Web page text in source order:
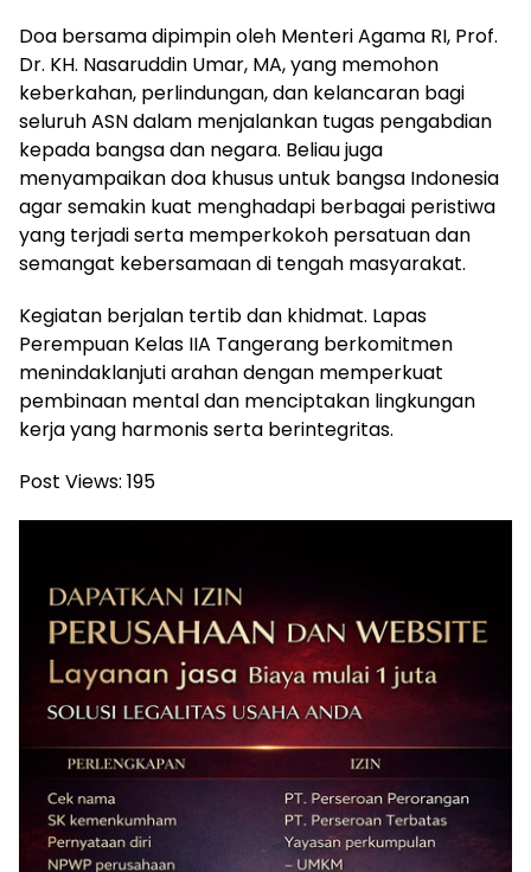
Doa bersama dipimpin oleh Menteri Agama RI, Prof.
Dr. KH. Nasaruddin Umar, MA, yang memohon
keberkahan, perlindungan, dan kelancaran bagi
seluruh ASN dalam menjalankan tugas pengabdian
kepada bangsa dan negara. Beliau juga
menyampaikan doa khusus untuk bangsa Indonesia
agar semakin kuat menghadapi berbagai peristiwa
yang terjadi serta memperkokoh persatuan dan
semangat kebersamaan di tengah masyarakat.
Kegiatan berjalan tertib dan khidmat. Lapas
Perempuan Kelas IIA Tangerang berkomitmen
menindaklanjuti arahan dengan memperkuat
pembinaan mental dan menciptakan lingkungan
kerja yang harmonis serta berintegritas.
Post Views: 195